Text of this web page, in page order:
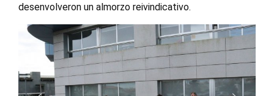
desenvolveron un almorzo reivindicativo.